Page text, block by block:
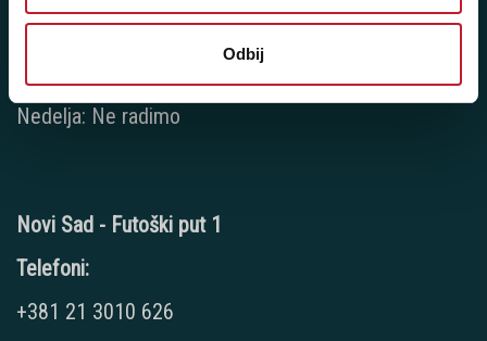
Odbij
Radno vreme:
Ponedeljak - Petak: 9:00 - 20:00
Subota: 10:00 - 17:00
Nedelja: Ne radimo
Novi Sad - Futoški put 1
Telefoni:
+381 21 3010 626